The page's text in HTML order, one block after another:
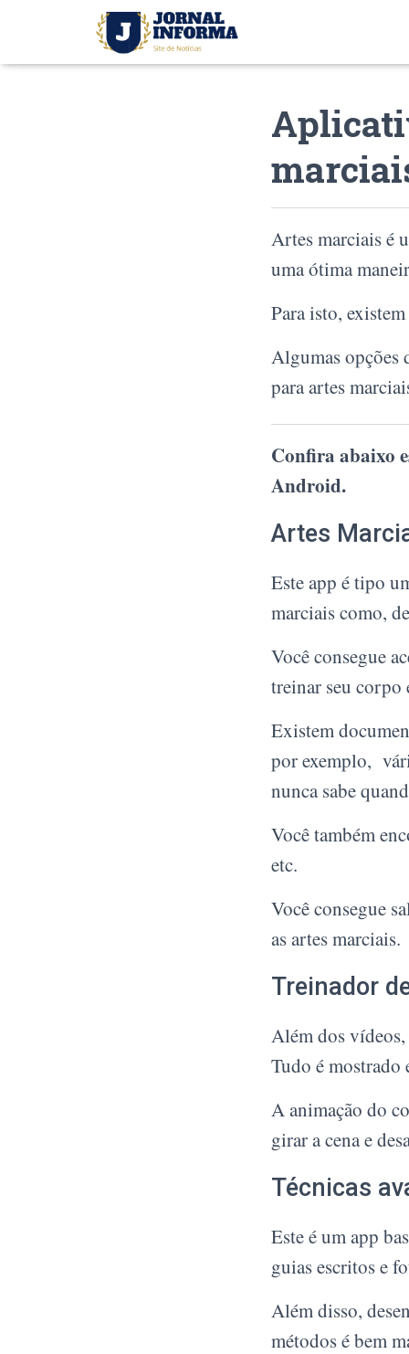
Artes marciais é
uma ótima
Para isto,
Algumas opções
para artes
Confira abaixo
Android.
Artes
Este app é tipo
marciais como,
Você consegue
treinar seu corpo
Existem
por exemplo,
nunca sabe
Você também
etc.
Você consegue
as artes marciais.
Treinador
Além dos vídeos,
Tudo é mostrado
A animação do
girar a cena e
Técnicas
Este é um app
guias escritos e
Além disso,
métodos é bem